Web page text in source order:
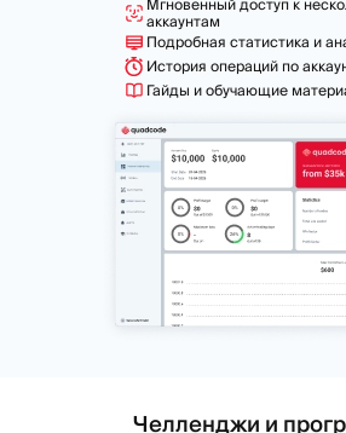
Мгновенный доступ к
аккаунтам
Подробная статистика и
История операций по
Гайды и обучающие
Челленджи и